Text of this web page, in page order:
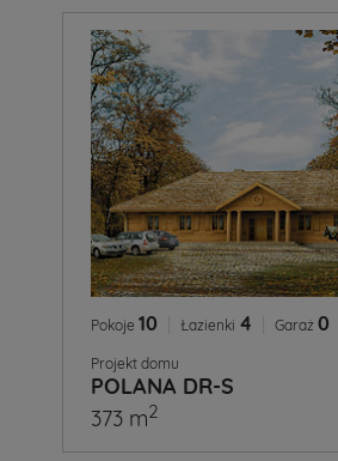
Pokoje 10 Łazienki 4 Garaż 0
Projekt domu
POLANA DR-S
373 m2